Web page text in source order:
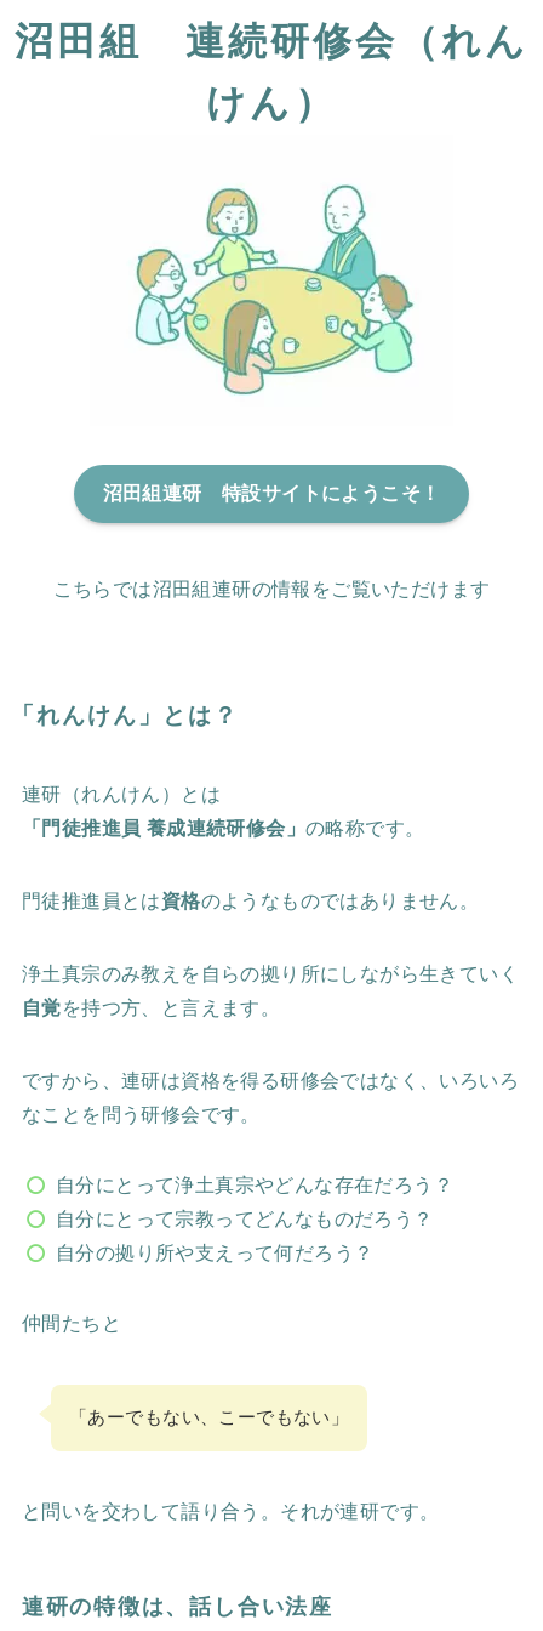
沼田組 連続研修会（れん
けん）
沼田組連研 特設サイトにようこそ！
こちらでは沼田組連研の情報をご覧いただけます
「れんけん」とは？
連研（れんけん）とは
「門徒推進員 養成連続研修会」 の略称です。
門徒推進員とは資格のようなものではありません。
浄土真宗のみ教えを自らの拠り所にしながら生きていく
自覚を持つ方、と言えます。
ですから、連研は資格を得る研修会ではなく、いろいろ
なことを問う研修会です。
自分にとって浄土真宗やどんな存在だろう？
自分にとって宗教ってどんなものだろう？
自分の拠り所や支えって何だろう？
仲間たちと
「あーでもない、こーでもない」
と問いを交わして語り合う。それが連研です。
連研の特徴は、話し合い法座